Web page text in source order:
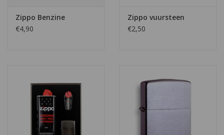
Zippo Benzine
€4,90
Zippo vuursteen
€2,50